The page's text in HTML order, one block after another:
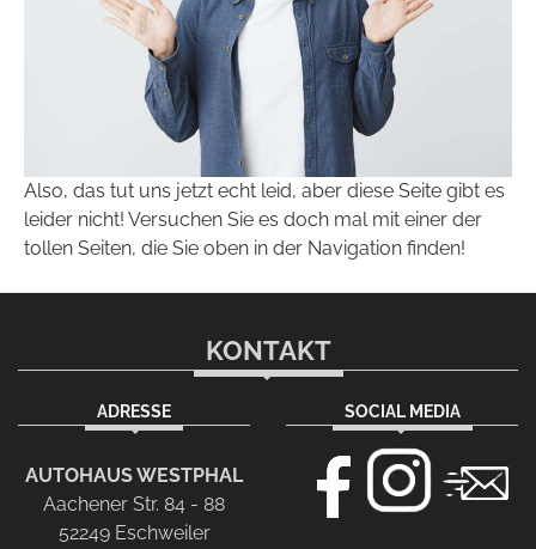
Also, das tut uns jetzt echt leid, aber diese Seite gibt es
leider nicht! Versuchen Sie es doch mal mit einer der
tollen Seiten, die Sie oben in der Navigation finden!
KONTAKT
ADRESSE
AUTOHAUS WESTPHAL
Aachener Str. 84 - 88
52249 Eschweiler
SOCIAL MEDIA